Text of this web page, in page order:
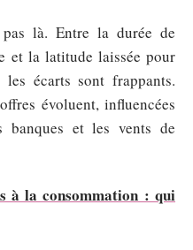
pas là. Entre la durée de
et la latitude laissée pour
écarts sont frappants.
évoluent, influencées
et les vents de
à la consommation : qui